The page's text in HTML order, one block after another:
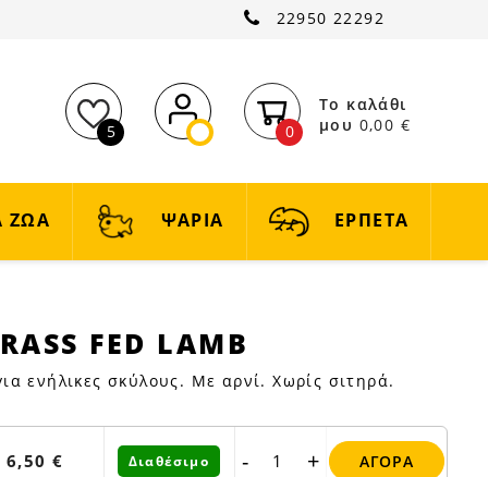
22950 22292
5 0
Το καλάθι
μου 0,00 €
ΖΩΑ ΨΑΡΙΑ ΕΡΠΕΤΑ
FED LAMB
ενήλικες σκύλους. Με αρνί. Χωρίς σιτηρά.
6,50 € Διαθέσιμο - + ΑΓΟΡΆ